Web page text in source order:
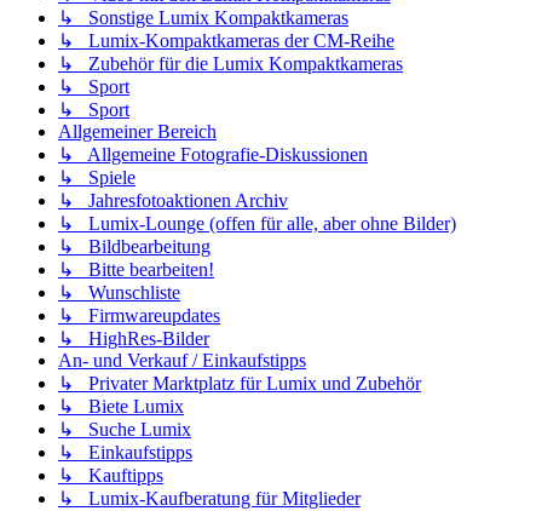
↳ Sonstige Lumix Kompaktkameras
↳ Lumix-Kompaktkameras der CM-Reihe
↳ Zubehör für die Lumix Kompaktkameras
↳ Sport
↳ Sport
Allgemeiner Bereich
↳ Allgemeine Fotografie-Diskussionen
↳ Spiele
↳ Jahresfotoaktionen Archiv
↳ Lumix-Lounge (offen für alle, aber ohne Bilder)
↳ Bildbearbeitung
↳ Bitte bearbeiten!
↳ Wunschliste
↳ Firmwareupdates
↳ HighRes-Bilder
An- und Verkauf / Einkaufstipps
↳ Privater Marktplatz für Lumix und Zubehör
↳ Biete Lumix
↳ Suche Lumix
↳ Einkaufstipps
↳ Kauftipps
↳ Lumix-Kaufberatung für Mitglieder